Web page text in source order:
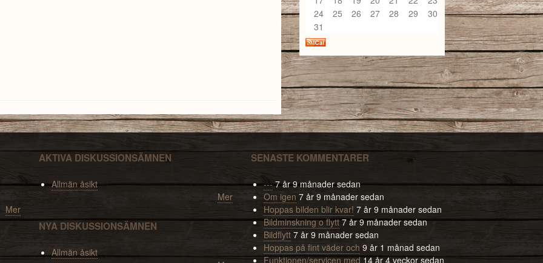
24
25 26 27 28 29
30
31
Mer
AKTIVA DISKUSSIONSÄMNEN
Allmän åsikt
Mer
NYA DISKUSSIONSÄMNEN
Allmän åsikt
SENASTE KOMMENTARER
--- 7 år 9 månader sedan
Om igen 7 år 9 månader sedan
Hoppas bilden blir kvar! 7 år 9 månader sedan
Bildminskning o flytt 7 år 9 månader sedan
Bildflytt 7 år 9 månader sedan
Hoppas på fint väder och 9 år 1 månad sedan
Funktionen/servicen med 14 år 4 veckor sedan